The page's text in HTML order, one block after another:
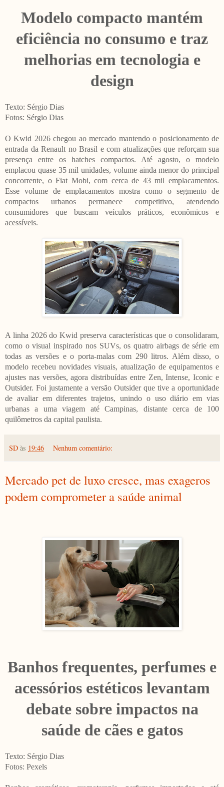
Modelo compacto mantém
eficiência no consumo e traz
melhorias em tecnologia e
design
Texto: Sérgio Dias
Fotos: Sérgio Dias
O Kwid 2026 chegou ao mercado mantendo o posicionamento de
entrada da Renault no Brasil e com atualizações que reforçam sua
presença entre os hatches compactos. Até agosto, o modelo
emplacou quase 35 mil unidades, volume ainda menor do principal
concorrente, o Fiat Mobi, com cerca de 43 mil emplacamentos.
Esse volume de emplacamentos mostra como o segmento de
compactos urbanos permanece competitivo, atendendo
consumidores que buscam veículos práticos, econômicos e
acessíveis.
A linha 2026 do Kwid preserva características que o consolidaram,
como o visual inspirado nos SUVs, os quatro airbags de série em
todas as versões e o porta-malas com 290 litros. Além disso, o
modelo recebeu novidades visuais, atualização de equipamentos e
ajustes nas versões, agora distribuídas entre Zen, Intense, Iconic e
Outsider. Foi justamente a versão Outsider que tive a oportunidade
de avaliar em diferentes trajetos, unindo o uso diário em vias
urbanas a uma viagem até Campinas, distante cerca de 100
quilômetros da capital paulista.
SD às 19:46 Nenhum comentário:
Mercado pet de luxo cresce, mas exageros
podem comprometer a saúde animal
Banhos frequentes, perfumes e
acessórios estéticos levantam
debate sobre impactos na
saúde de cães e gatos
Texto: Sérgio Dias
Fotos: Pexels